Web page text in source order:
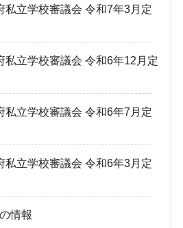
私立学校審議会 令和7年3月定
私立学校審議会 令和6年12月定
私立学校審議会 令和6年7月定
私立学校審議会 令和6年3月定
情報